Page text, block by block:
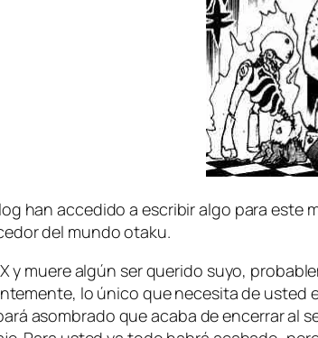
han ac­ce­di­do a es­cri­bir al­go pa­ra es­te
del mun­do otaku.
y mue­re al­gún ser que­ri­do su­yo,
lo úni­co que ne­ce­si­ta de
asom­bra­do que aca­ba de en­ce­rrar al